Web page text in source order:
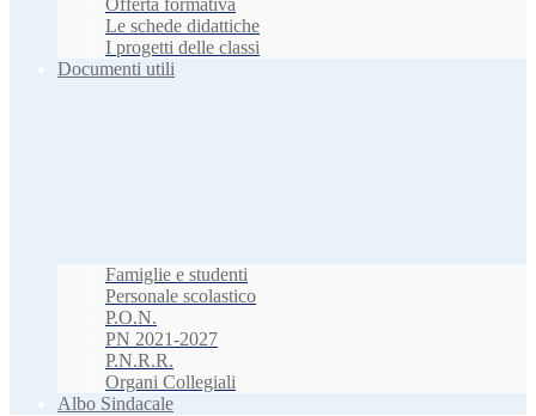
Offerta formativa
Le schede didattiche
I progetti delle classi
Documenti utili
Famiglie e studenti
Personale scolastico
P.O.N.
PN 2021-2027
P.N.R.R.
Organi Collegiali
Albo Sindacale